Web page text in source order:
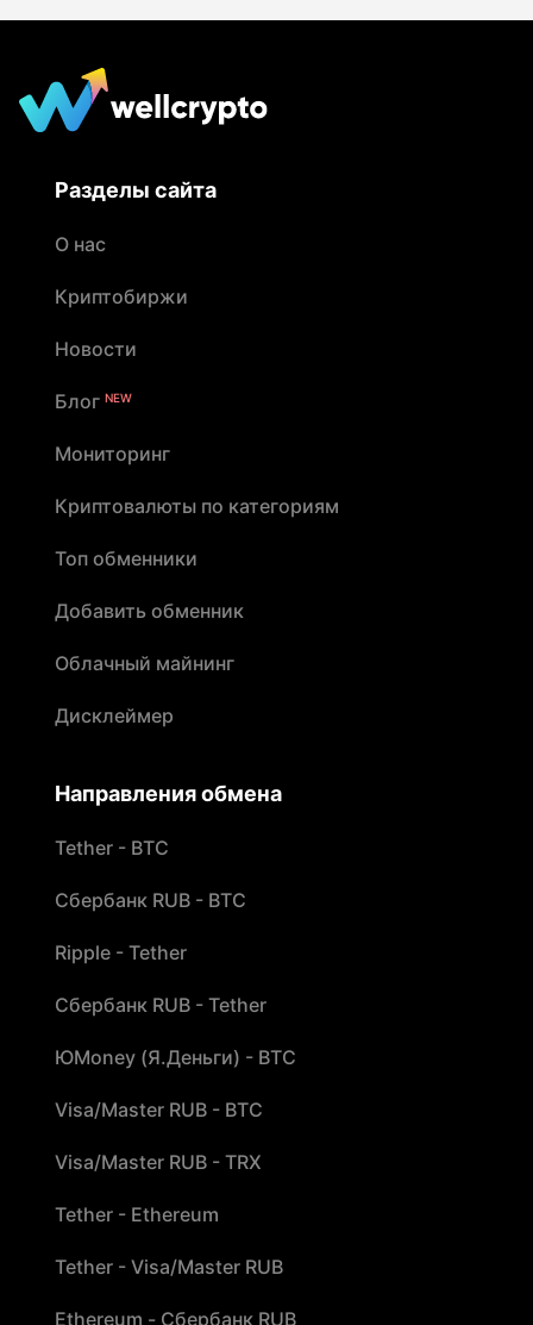
Разделы сайта
О нас
Криптобиржи
Новости
Блог NEW
Мониторинг
Криптовалюты по категориям
Топ обменники
Добавить обменник
Облачный майнинг
Дисклеймер
Направления обмена
Tether - BTC
Сбербанк RUB - BTC
Ripple - Tether
Сбербанк RUB - Tether
ЮMoney (Я.Деньги) - BTC
Visa/Master RUB - BTC
Visa/Master RUB - TRX
Tether - Ethereum
Tether - Visa/Master RUB
Ethereum - Сбербанк RUB